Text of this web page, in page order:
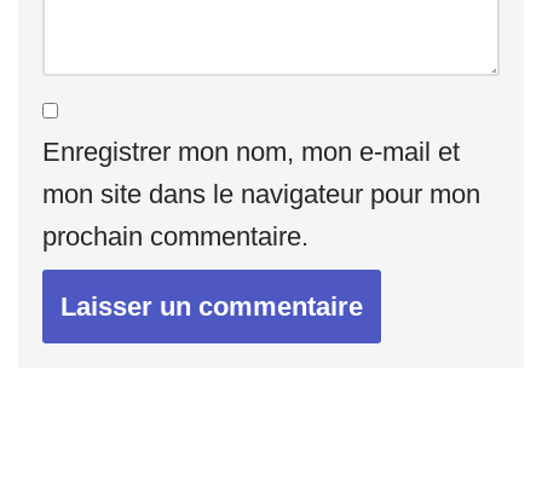
Enregistrer mon nom, mon e-mail et
mon site dans le navigateur pour mon
prochain commentaire.